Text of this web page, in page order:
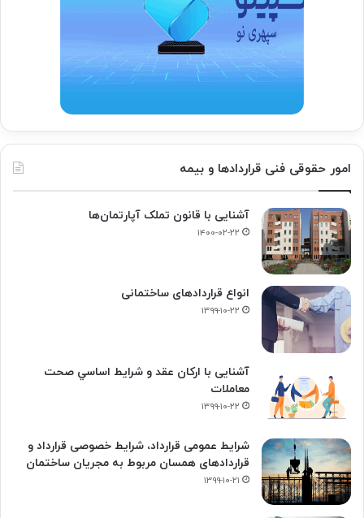
امور حقوقی فنی قراردادها و بیمه
آشنایی با قانون تملک آپارتمان‌ها
۱۴۰۰-۰۲-۲۲
انواع قراردادهای ساختمانی
۱۳۹۹-۱۰-۲۲
آشنایی با ارکان عقد و شرايط اساسي صحت
معاملات
۱۳۹۹-۱۰-۲۲
شرایط عمومی قرارداد، شرایط خصوصی قرارداد و
قراردادهای همسان مربوط به مجریان ساختمان
۱۳۹۹-۱۰-۲۱